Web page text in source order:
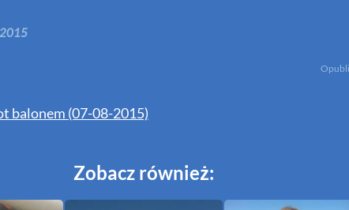
balonem (07-08-2015)
Zobacz również: